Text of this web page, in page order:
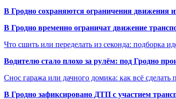
В Гродно сохраняются ограничения движения
В Гродно временно ограничат движение
Что сшить или переделать из секонда: подборка
Водителю стало плохо за рулём: под Гродно
Снос гаража или дачного домика: как всё
В Гродно зафиксировано ДТП с участием